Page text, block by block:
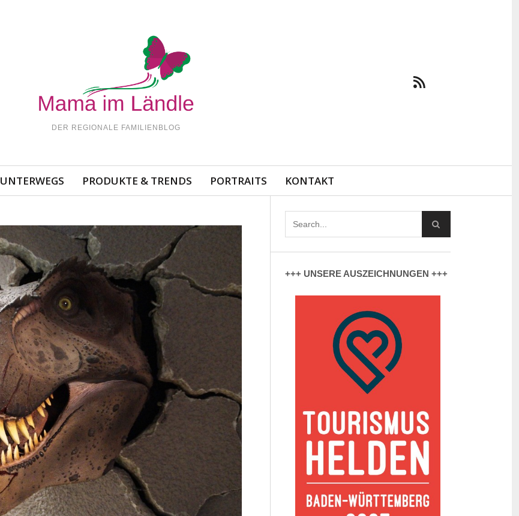
DER REGIONALE FAMILIENBLOG
UNTERWEGS PRODUKTE & TRENDS PORTRAITS KONTAKT
+++ UNSERE AUSZEICHNUNGEN +++